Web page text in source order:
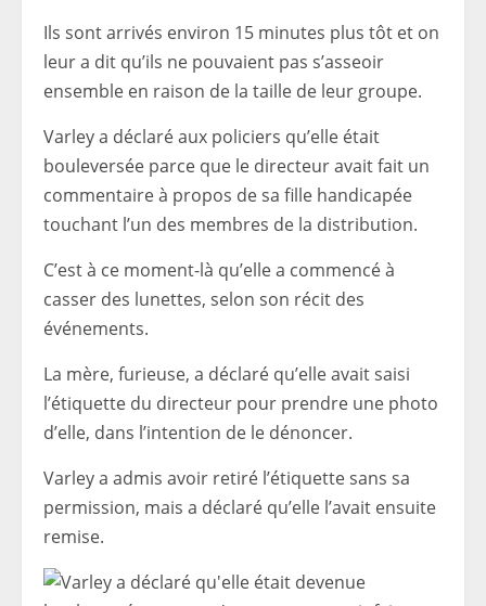
Ils sont arrivés environ 15 minutes plus tôt et on
leur a dit qu’ils ne pouvaient pas s’asseoir
ensemble en raison de la taille de leur groupe.
Varley a déclaré aux policiers qu’elle était
bouleversée parce que le directeur avait fait un
commentaire à propos de sa fille handicapée
touchant l’un des membres de la distribution.
C’est à ce moment-là qu’elle a commencé à
casser des lunettes, selon son récit des
événements.
La mère, furieuse, a déclaré qu’elle avait saisi
l’étiquette du directeur pour prendre une photo
d’elle, dans l’intention de le dénoncer.
Varley a admis avoir retiré l’étiquette sans sa
permission, mais a déclaré qu’elle l’avait ensuite
remise.